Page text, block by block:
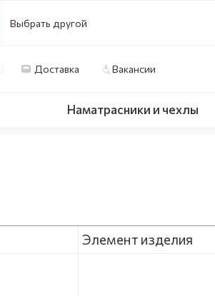
Выбрать другой
Доставка Вакансии
Наматрасники и чехлы
Элемент изделия